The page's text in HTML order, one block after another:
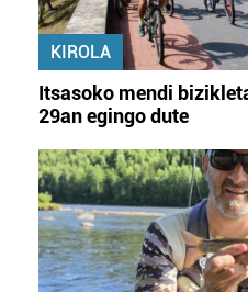
KIROLA
Itsasoko mendi
29an egingo dute